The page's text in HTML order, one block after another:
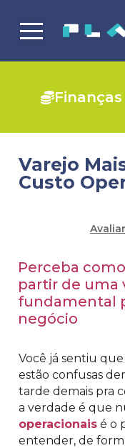
Finanças
Varejo
Custo
Avaliar
Perceba
partir de uma
fundamental
negócio
Você já sentiu
estão confusas
tarde demais pra
a verdade é que
operacionais é o
entender, de